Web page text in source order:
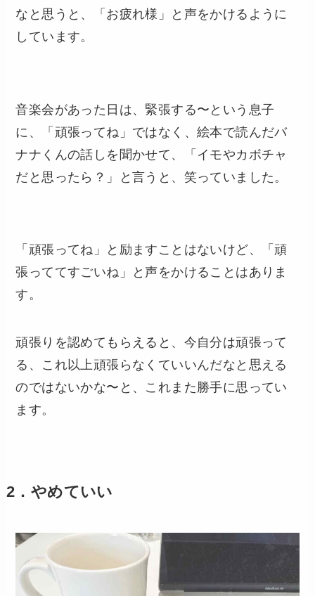
なと思うと、「お疲れ様」と声をかけるように
しています。
音楽会があった日は、緊張する〜という息子
に、「頑張ってね」ではなく、絵本で読んだバ
ナナくんの話しを聞かせて、「イモやカボチャ
だと思ったら？」と言うと、笑っていました。
「頑張ってね」と励ますことはないけど、「頑
張っててすごいね」と声をかけることはありま
す。
頑張りを認めてもらえると、今自分は頑張って
る、これ以上頑張らなくていいんだなと思える
のではないかな〜と、これまた勝手に思ってい
ます。
2．やめていい